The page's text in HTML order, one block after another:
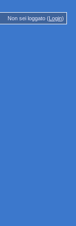
Non sei loggato (Login)